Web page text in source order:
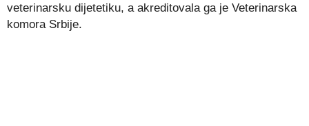
veterinarsku dijetetiku, a akreditovala ga je Veterinarska
komora Srbije.